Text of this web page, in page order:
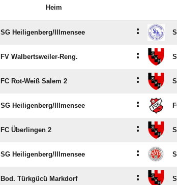
Heim
SG Heiligenberg/​Illmensee :
FV Walbertsweiler-Reng. :
FC Rot-Weiß Salem 2 :
SG Heiligenberg/​Illmensee :
FC Überlingen 2 :
SG Heiligenberg/​Illmensee :
Bod. Türkgücü Markdorf :